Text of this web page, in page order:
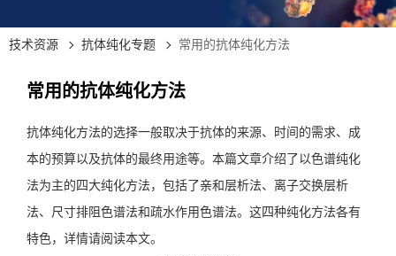
技术资源 抗体纯化专题 常用的抗体纯化方法
常用的抗体纯化方法
抗体纯化方法的选择一般取决于抗体的来源、时间的需求、成
本的预算以及抗体的最终用途等。本篇文章介绍了以色谱纯化
法为主的四大纯化方法，包括了亲和层析法、离子交换层析
法、尺寸排阻色谱法和疏水作用色谱法。这四种纯化方法各有
特色，详情请阅读本文。